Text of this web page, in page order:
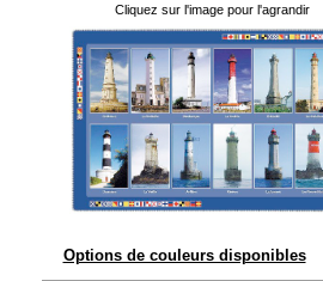
Cliquez sur l'image pour l'agrandir
Options de couleurs disponibles